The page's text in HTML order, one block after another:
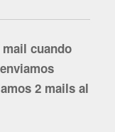
cuando
2 mails al